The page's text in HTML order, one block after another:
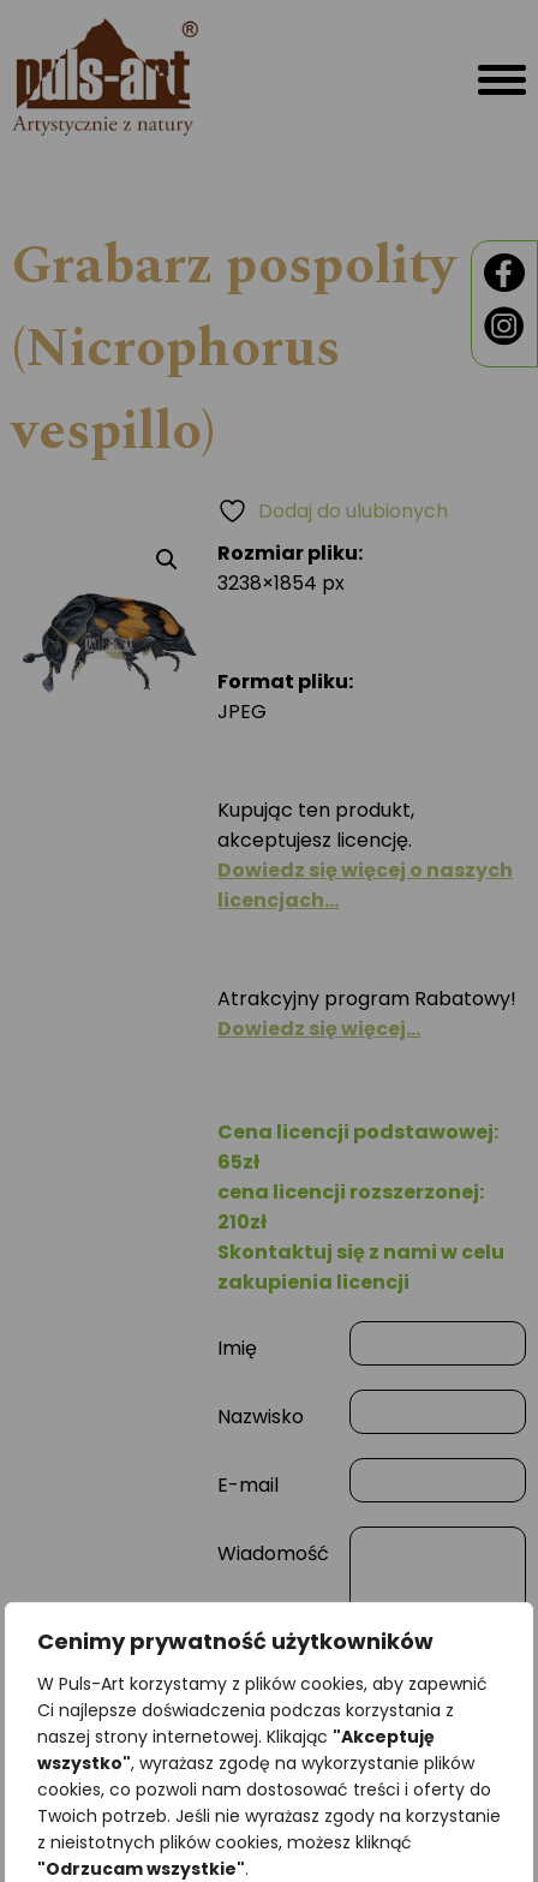
Cenimy prywatność użytkowników
W Puls-Art korzystamy z plików cookies, aby zapewnić
Ci najlepsze doświadczenia podczas korzystania z
naszej strony internetowej. Klikając "Akceptuję
wszystko", wyrażasz zgodę na wykorzystanie plików
cookies, co pozwoli nam dostosować treści i oferty do
Twoich potrzeb. Jeśli nie wyrażasz zgody na korzystanie
z nieistotnych plików cookies, możesz kliknąć
"Odrzucam wszystkie".
Grabarz pospolity
(Nicrophorus
vespillo)
Rozmiar pliku:
3238×1854 px
Format pliku:
JPEG
Kupując ten produkt,
akceptujesz licencję.
Dowiedz się więcej o naszych
licencjach…
Atrakcyjny program Rabatowy!
Dowiedz się więcej…
Cena licencji podstawowej:
65zł
cena licencji rozszerzonej:
210zł
Skontaktuj się z nami w celu
zakupienia licencji
Imię
Nazwisko
E-mail
Wiadomość
Dodaj do ulubionych
Najniższa cena z ostatnich 30
dni: